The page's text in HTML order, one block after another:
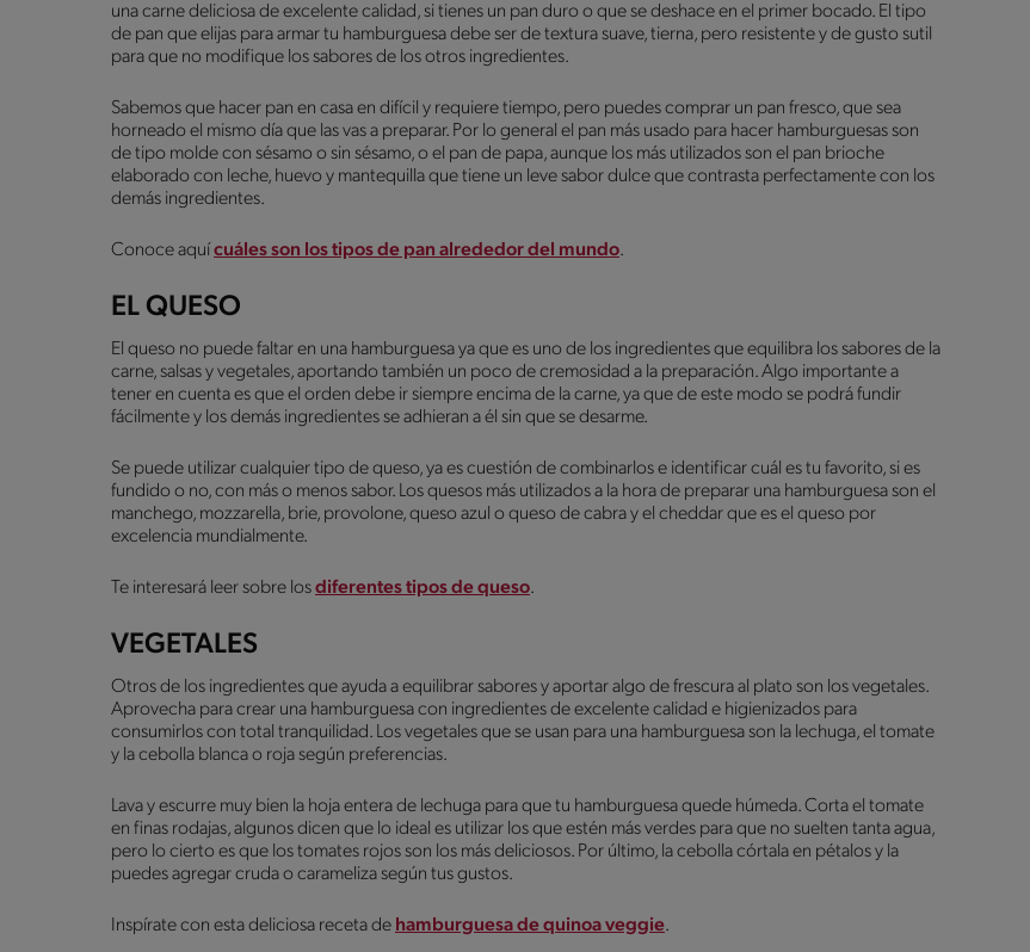
una carne deliciosa de excelente calidad, si tienes un pan duro o que se deshace en el primer bocado. El tipo
de pan que elijas para armar tu hamburguesa debe ser de textura suave, tierna, pero resistente y de gusto sutil
para que no modifique los sabores de los otros ingredientes.
Sabemos que hacer pan en casa en difícil y requiere tiempo, pero puedes comprar un pan fresco, que sea
horneado el mismo día que las vas a preparar. Por lo general el pan más usado para hacer hamburguesas son
de tipo molde con sésamo o sin sésamo, o el pan de papa, aunque los más utilizados son el pan brioche
elaborado con leche, huevo y mantequilla que tiene un leve sabor dulce que contrasta perfectamente con los
demás ingredientes.
Conoce aquícuáles son los tipos de pan alrededor del mundo.
EL QUESO
El queso no puede faltar en una hamburguesa ya que es uno de los ingredientes que equilibra los sabores de la
carne, salsas y vegetales, aportando también un poco de cremosidad a la preparación. Algo importante a
tener en cuenta es que el orden debe ir siempre encima de la carne, ya que de este modo se podrá fundir
fácilmente y los demás ingredientes se adhieran a él sin que se desarme.
Se puede utilizar cualquier tipo de queso, ya es cuestión de combinarlos e identificar cuál es tu favorito, si es
fundido o no, con más o menos sabor. Los quesos más utilizados a la hora de preparar una hamburguesa son el
manchego, mozzarella, brie, provolone, queso azul o queso de cabra y el cheddar que es el queso por
excelencia mundialmente.
Te interesará leer sobre losdiferentes tipos de queso.
VEGETALES
Otros de los ingredientes que ayuda a equilibrar sabores y aportar algo de frescura al plato son los vegetales.
Aprovecha para crear una hamburguesa con ingredientes de excelente calidad e higienizados para
consumirlos con total tranquilidad. Los vegetales que se usan para una hamburguesa son la lechuga, el tomate
y la cebolla blanca o roja según preferencias.
Lava y escurre muy bien la hoja entera de lechuga para que tu hamburguesa quede húmeda. Corta el tomate
en finas rodajas, algunos dicen que lo ideal es utilizar los que estén más verdes para que no suelten tanta agua,
pero lo cierto es que los tomates rojos son los más deliciosos. Por último, la cebolla córtala en pétalos y la
puedes agregar cruda o carameliza según tus gustos.
Inspírate con esta deliciosa receta de hamburguesa de quinoa veggie.